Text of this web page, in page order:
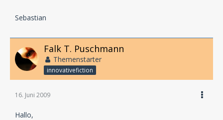
Sebastian
Falk T. Puschmann
Themenstarter
innovativefiction
16. Juni 2009
Hallo,